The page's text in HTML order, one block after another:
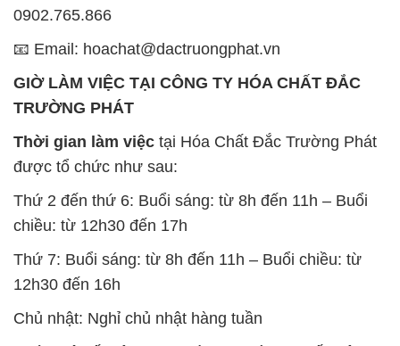
0902.765.866
📧 Email: hoachat@dactruongphat.vn
GIỜ LÀM VIỆC TẠI CÔNG TY HÓA CHẤT ĐẮC
TRƯỜNG PHÁT
Thời gian làm việc tại Hóa Chất Đắc Trường Phát
được tổ chức như sau:
Thứ 2 đến thứ 6: Buổi sáng: từ 8h đến 11h – Buổi
chiều: từ 12h30 đến 17h
Thứ 7: Buổi sáng: từ 8h đến 11h – Buổi chiều: từ
12h30 đến 16h
Chủ nhật: Nghỉ chủ nhật hàng tuần